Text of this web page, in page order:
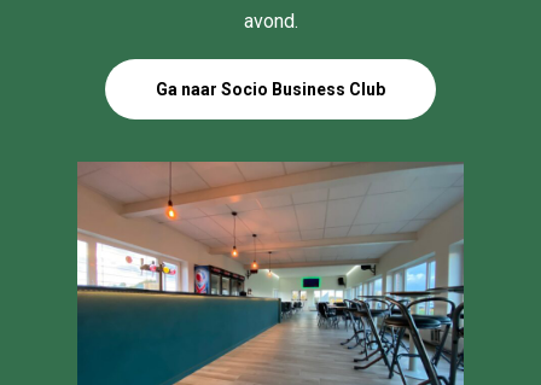
avond.
Ga naar Socio Business Club